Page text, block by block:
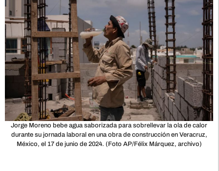
Jorge Moreno bebe agua saborizada para sobrellevar la ola de calor
durante su jornada laboral en una obra de construcción en Veracruz,
México, el 17 de junio de 2024. (Foto AP/Félix Márquez, archivo)